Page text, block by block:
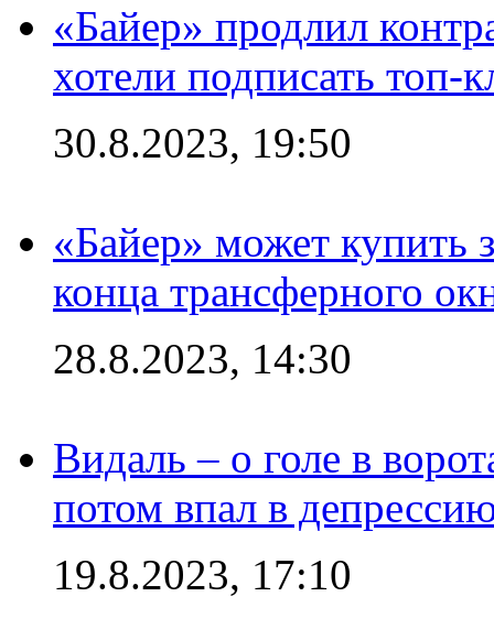
«Байер» продлил
хотели подписать
30.8.2023, 19:50
«Байер» может купить
конца трансферного
28.8.2023, 14:30
Видаль – о голе в
потом впал в
19.8.2023, 17:10